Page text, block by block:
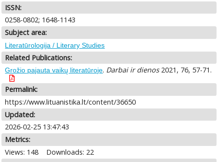
ISSN:
0258-0802; 1648-1143
Subject area:
Literatūrologija / Literary Studies
Related Publications:
Grožio pajauta vaikų literatūroje. Darbai ir dienos2021, 76, 57-71.
Permalink:
https://www.lituanistika.lt/content/36650
Updated:
2026-02-25 13:47:43
Metrics:
Views: 148
Downloads: 22